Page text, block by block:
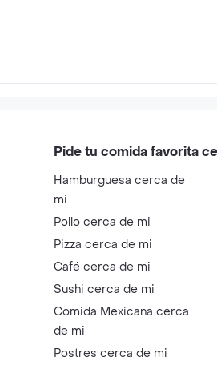
Pide tu comida favorita
Hamburguesa cerca de
mi
Pollo cerca de mi
Pizza cerca de mi
Café cerca de mi
Sushi cerca de mi
Comida Mexicana cerca
de mi
Postres cerca de mi